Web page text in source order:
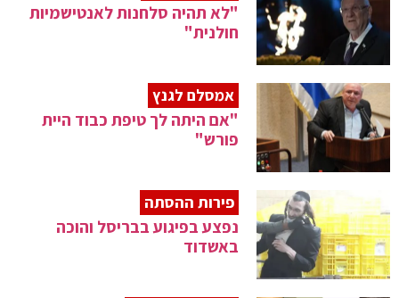
"לא תהיה סלחנות לאנטישמיות
חולנית"
אמסלם לגנץ
"אם היתה לך טיפת כבוד היית
פורש"
פירות ההסתה
נפצע בפיגוע בבריסל והוכה
באשדוד